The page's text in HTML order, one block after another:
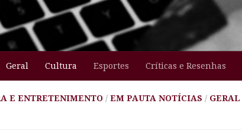
Geral Cultura Esportes Críticas e Resenhas
E ENTRETENIMENTO / EM PAUTA NOTÍCIAS / GERAL